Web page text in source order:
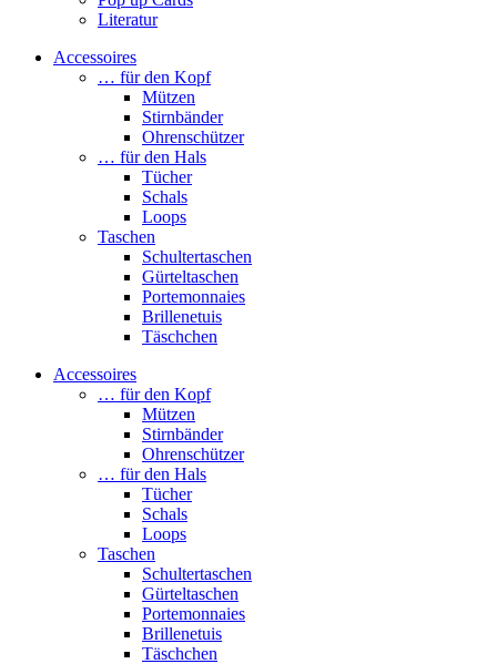
Literatur
Accessoires
… für den Kopf
Mützen
Stirnbänder
Ohrenschützer
… für den Hals
Tücher
Schals
Loops
Taschen
Schultertaschen
Gürteltaschen
Portemonnaies
Brillenetuis
Täschchen
Accessoires
… für den Kopf
Mützen
Stirnbänder
Ohrenschützer
… für den Hals
Tücher
Schals
Loops
Taschen
Schultertaschen
Gürteltaschen
Portemonnaies
Brillenetuis
Täschchen